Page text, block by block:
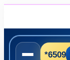
*6509